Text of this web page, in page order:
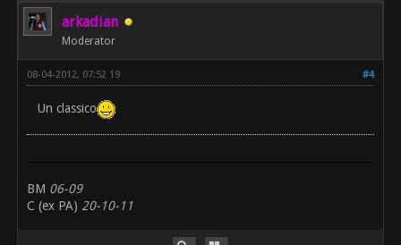
arkadian
Moderator
#4
08-04-2012, 07:52 19
Un classico
BM 06-09
C (ex PA) 20-10-11